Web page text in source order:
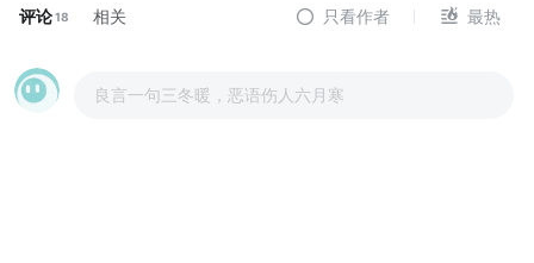
评论18 相关 只看作者 最热
良言一句三冬暖，恶语伤人六月寒